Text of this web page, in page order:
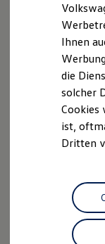
Mehr
California Welt
lint-staged
lint-staged
lint-staged
ljharb/
lodash.throttle
Ihnen
die
solcher
Cookies
ist,
Dritten